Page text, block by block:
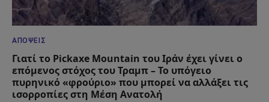
ΑΠΌΨΕΙΣ
Γιατί το Pickaxe Mountain του Ιράν έχει γίνει ο
επόμενος στόχος του Τραμπ – Το υπόγειο
πυρηνικό «φρούριο» που μπορεί να αλλάξει τις
ισορροπίες στη Μέση Ανατολή